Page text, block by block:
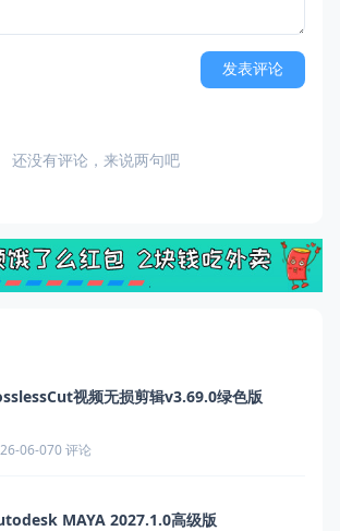
发表评论
还没有评论，来说两句吧
视频无损剪辑v3.69.0绿色版
06-070 评论
MAYA 2027.1.0高级版